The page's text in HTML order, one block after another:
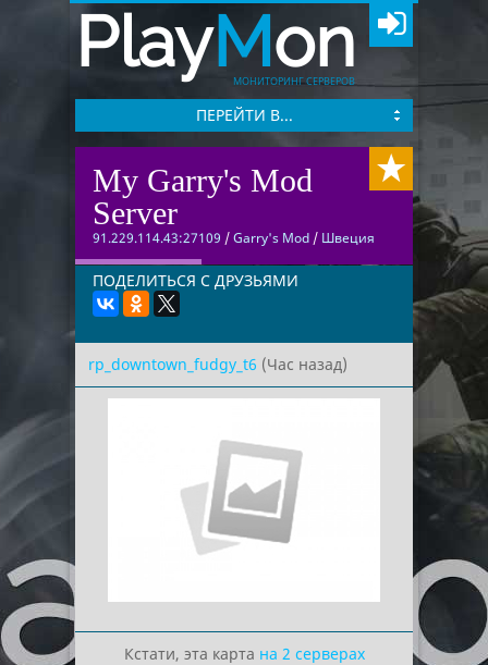
PlayMon
МОНИТОРИНГ СЕРВЕРОВ
ПЕРЕЙТИ В...
My Garry's Mod
Server
91.229.114.43:27109 /Garry's Mod / Швеция
ПОДЕЛИТЬСЯ С ДРУЗЬЯМИ
rp_downtown_fudgy_t6 (Час назад)
Кстати, эта карта на 2 серверах